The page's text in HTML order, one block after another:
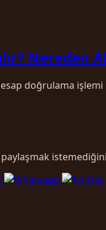
Nereden
doğrulama